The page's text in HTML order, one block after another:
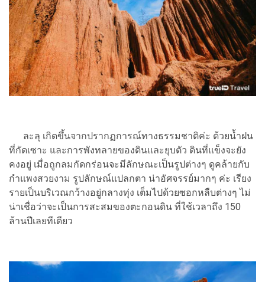
ละลุ เกิดขึ้นจากปรากฏการณ์ทางธรรมชาติค่ะ ด้วยน้ำฝน
ที่กัดเซาะ และการพังทลายของดินและยุบตัว ดินที่แข็งจะยัง
คงอยู่ เมื่อถูกลมกัดกร่อนจะมีลักษณะเป็นรูปต่างๆ ดูคล้ายกับ
กำแพงสวยงาม รูปลักษณ์แปลกตา น่าอัศจรรย์มากๆ ค่ะ เรียง
รายเป็นบริเวณกว้างอยู่กลางทุ่ง เต็มไปด้วยซอกหลืบต่างๆ ไม่
น่าเชื่อว่าจะเป็นการสะสมของตะกอนดิน ที่ใช้เวลาถึง 150
ล้านปีเลยทีเดียว